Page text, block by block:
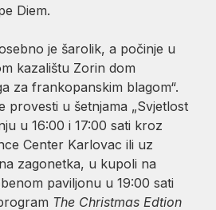
Diem.
je šarolik, a počinje u
kazalištu Zorin dom
za frankopanskim blagom“.
provesti u šetnjama „Svjetlost
u 16:00 i 17:00 sati kroz
Center Karlovac ili uz
zagonetka, u kupoli na
paviljonu u 19:00 sati
The Christmas Edtion